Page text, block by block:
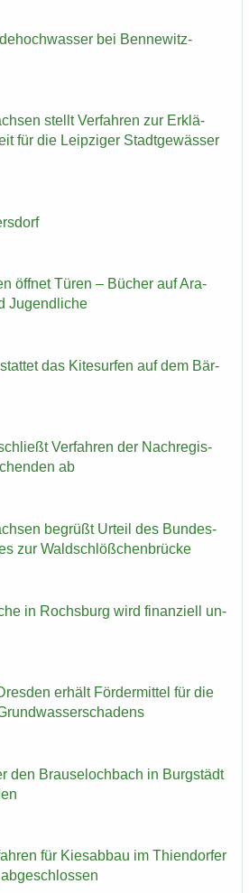
bei Bennewitz-​
stellt Ver­fah­ren zur Er­klä­
für die Leip­zi­ger Stadt­ge­wäs­ser
öff­net Türen – Bü­cher auf Ara­
Ju­gend­li­che
das Ki­te­sur­fen auf dem Bär­
Ver­fah­ren der Nach­re­gis­
ab
be­grüßt Ur­teil des Bun­des­
zur Wald­schlöß­chen­brü­cke
in Rochs­burg wird fi­nan­zi­ell un­
er­hält För­der­mit­tel für die
den Brau­se­loch­bach in Burg­städt
für Kies­ab­bau im Thi­en­dor­fer